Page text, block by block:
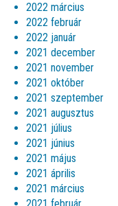
2022 március
2022 február
2022 január
2021 december
2021 november
2021 október
2021 szeptember
2021 augusztus
2021 július
2021 június
2021 május
2021 április
2021 március